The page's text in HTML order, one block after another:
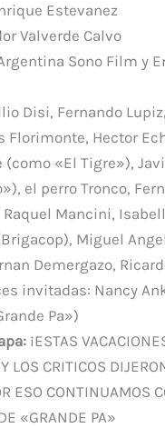
p
Estevanez
Valverde Calvo
Sono Film y
Disi, Fernando
Florimonte, Hector
(como «El Tigre»),
el perro Tronco,
Mancini,
Miguel
Demergazo,
invitadas: Nancy
Pa»)
¡ESTAS
LOS CRITICOS
ESO CONTINUAMOS
«GRANDE PA»